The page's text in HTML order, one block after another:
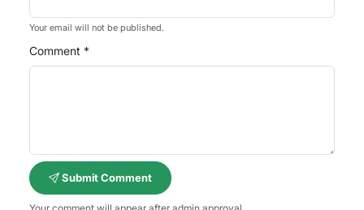
Your email will not be published.
Comment *
Submit Comment